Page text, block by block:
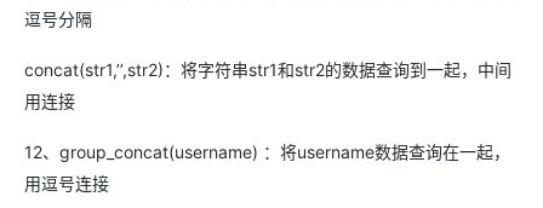
逗号分隔
concat(str1,’’,str2)：将字符串str1和str2的数据查询到一起，中间
用连接
12、group_concat(username) ：将username数据查询在一起，
用逗号连接